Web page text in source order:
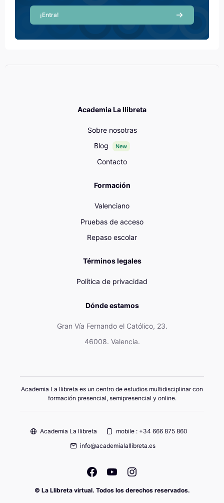
¡Entra!
Academia La llibreta
Sobre nosotras
Blog
New
Contacto
Formación
Valenciano
Pruebas de acceso
Repaso escolar
Términos legales
Política de privacidad
Dónde estamos
Gran Vía Fernando el Católico, 23.
46008. Valencia.
Academia La llibreta es un centro de estudios multidisciplinar con
formación presencial, semipresencial y online.
Academia La llibreta
mobile : +34 666 875 860
info@academialallibreta.es
© La Llibreta virtual. Todos los derechos reservados.